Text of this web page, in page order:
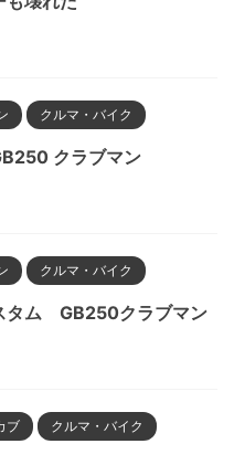
クルマ・バイク
クラブマン
クルマ・バイク
タム GB250クラブマン
ブ クルマ・バイク